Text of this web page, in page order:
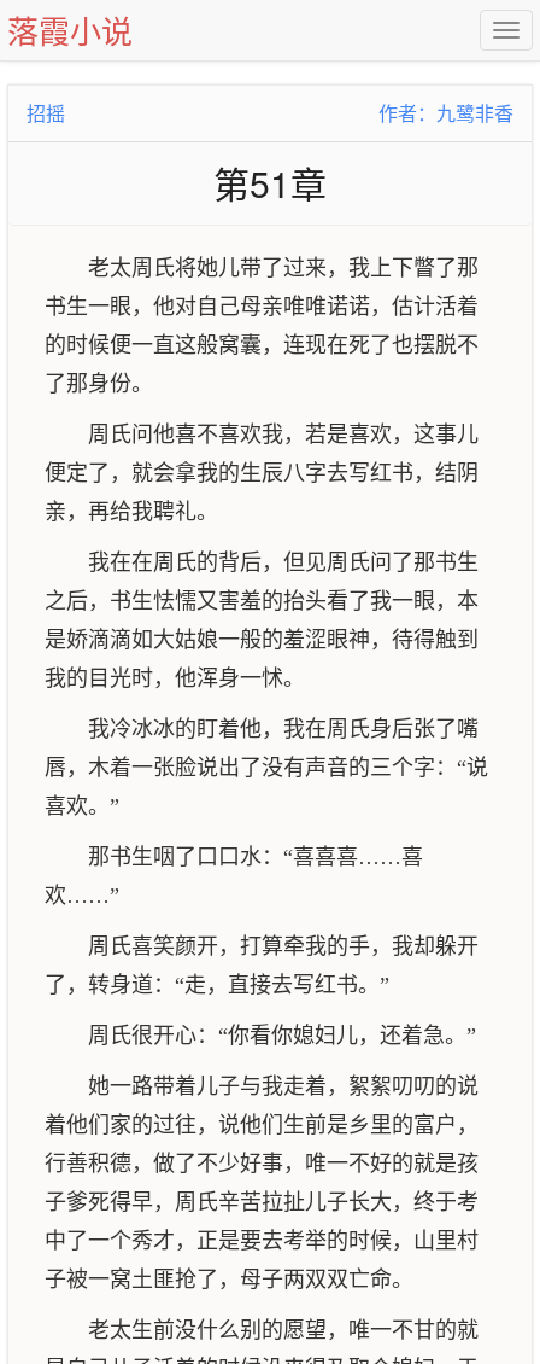
落霞小说
招摇 作者：九鹭非香
第51章
老太周氏将她儿带了过来，我上下瞥了那
书生一眼，他对自己母亲唯唯诺诺，估计活着
的时候便一直这般窝囊，连现在死了也摆脱不
了那身份。
周氏问他喜不喜欢我，若是喜欢，这事儿
便定了，就会拿我的生辰八字去写红书，结阴
亲，再给我聘礼。
我在在周氏的背后，但见周氏问了那书生
之后，书生怯懦又害羞的抬头看了我一眼，本
是娇滴滴如大姑娘一般的羞涩眼神，待得触到
我的目光时，他浑身一怵。
我冷冰冰的盯着他，我在周氏身后张了嘴
唇，木着一张脸说出了没有声音的三个字：“说
喜欢。”
那书生咽了口口水：“喜喜喜……喜
欢……”
周氏喜笑颜开，打算牵我的手，我却躲开
了，转身道：“走，直接去写红书。”
周氏很开心：“你看你媳妇儿，还着急。”
她一路带着儿子与我走着，絮絮叨叨的说
着他们家的过往，说他们生前是乡里的富户，
行善积德，做了不少好事，唯一不好的就是孩
子爹死得早，周氏辛苦拉扯儿子长大，终于考
中了一个秀才，正是要去考举的时候，山里村
子被一窝土匪抢了，母子两双双亡命。
老太生前没什么别的愿望，唯一不甘的就